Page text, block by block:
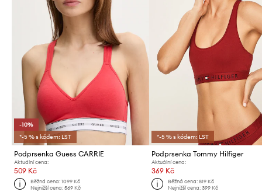
-10%
*-5 % s kódem: LST
Podprsenka Guess CARRIE
Aktuální cena:
509 Kč
Běžná cena:1099 Kč
Nejnižší cena:569 Kč
*-5 % s kódem: LST
Podprsenka Tommy Hilfiger
Aktuální cena:
369 Kč
Běžná cena: 819 Kč
Nejnižší cena: 399 Kč